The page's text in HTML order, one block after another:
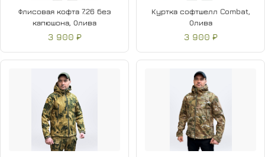
Флисовая кофта 7.26 без
капюшона, Олива
3 900 ₽
Куртка софтшелл Combat,
Олива
3 900 ₽